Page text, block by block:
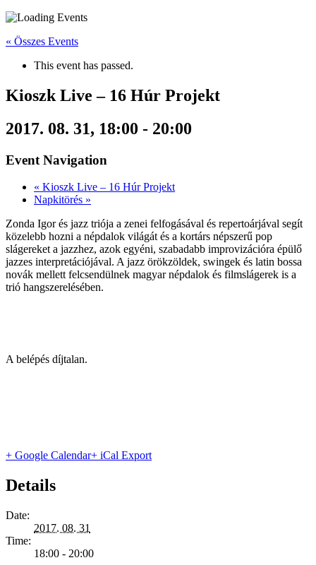
« Összes Events
This event has passed.
Kioszk Live – 16 Húr Projekt
2017. 08. 31, 18:00 - 20:00
Event Navigation
« Kioszk Live – 16 Húr Projekt
Napkitörés »
Zonda Igor és jazz triója a zenei felfogásával és repertoárjával segít
közelebb hozni a népdalok világát és a kortárs népszerű pop
slágereket a jazzhez, azok egyéni, szabadabb improvizációra épülő
jazzes interpretációjával. A jazz örökzöldek, swingek és latin bossa
novák mellett felcsendülnek magyar népdalok és filmslágerek is a
trió hangszerelésében.
A belépés díjtalan.
+ Google Calendar+ iCal Export
Details
Date:
2017. 08. 31
Time:
18:00 - 20:00